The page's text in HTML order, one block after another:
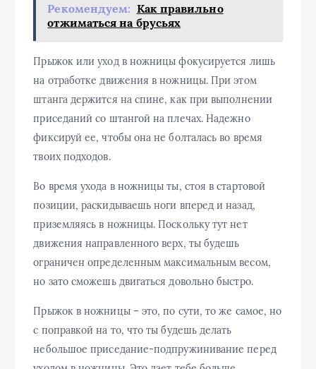
Рекомендуем: Как правильно
отжиматься на брусьях
Прыжок или уход в ножницы фокусируется лишь
на отработке движения в ножницы. При этом
штанга держится на спине, как при выполнении
приседаний со штангой на плечах. Надежно
фиксируй ее, чтобы она не болталась во время
твоих подходов.
Во время ухода в ножницы ты, стоя в стартовой
позиции, раскидываешь ноги вперед и назад,
приземляясь в ножницы. Поскольку тут нет
движения направленного верх, ты будешь
ограничен определенным максимальным весом,
но зато сможешь двигаться довольно быстро.
Прыжок в ножницы – это, по сути, то же самое, но
с поправкой на то, что ты будешь делать
небольшое приседание-подпружинивание перед